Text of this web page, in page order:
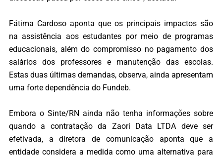
Fátima Cardoso aponta que os principais impactos são
na assistência aos estudantes por meio de programas
educacionais, além do compromisso no pagamento dos
salários dos professores e manutenção das escolas.
Estas duas últimas demandas, observa, ainda apresentam
uma forte dependência do Fundeb.
Embora o Sinte/RN ainda não tenha informações sobre
quando a contratação da Zaori Data LTDA deve ser
efetivada, a diretora de comunicação aponta que a
entidade considera a medida como uma alternativa para